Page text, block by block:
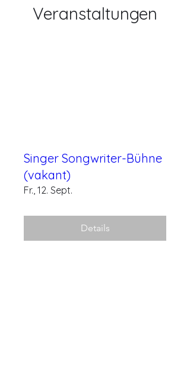
Veranstaltungen
Singer Songwriter-Bühne
(vakant)
Fr., 12. Sept.
Details